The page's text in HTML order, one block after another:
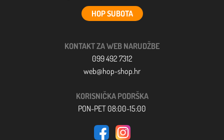
HOP SUBOTA
KONTAKT ZA WEB NARUDŽBE
099 492 7312
web@hop-shop.hr
KORISNIČKA PODRŠKA
PON-PET 08:00-15:00